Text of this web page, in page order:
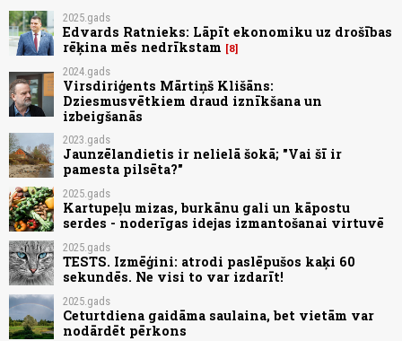
2025.gads
Edvards Ratnieks: Lāpīt ekonomiku uz drošības
rēķina mēs nedrīkstam
8
2024.gads
Virsdiriģents Mārtiņš Klišāns:
Dziesmusvētkiem draud iznīkšana un
izbeigšanās
2023.gads
Jaunzēlandietis ir nelielā šokā; "Vai šī ir
pamesta pilsēta?"
2025.gads
Kartupeļu mizas, burkānu gali un kāpostu
serdes - noderīgas idejas izmantošanai virtuvē
2025.gads
TESTS. Izmēģini: atrodi paslēpušos kaķi 60
sekundēs. Ne visi to var izdarīt!
2025.gads
Ceturtdiena gaidāma saulaina, bet vietām var
nodārdēt pērkons